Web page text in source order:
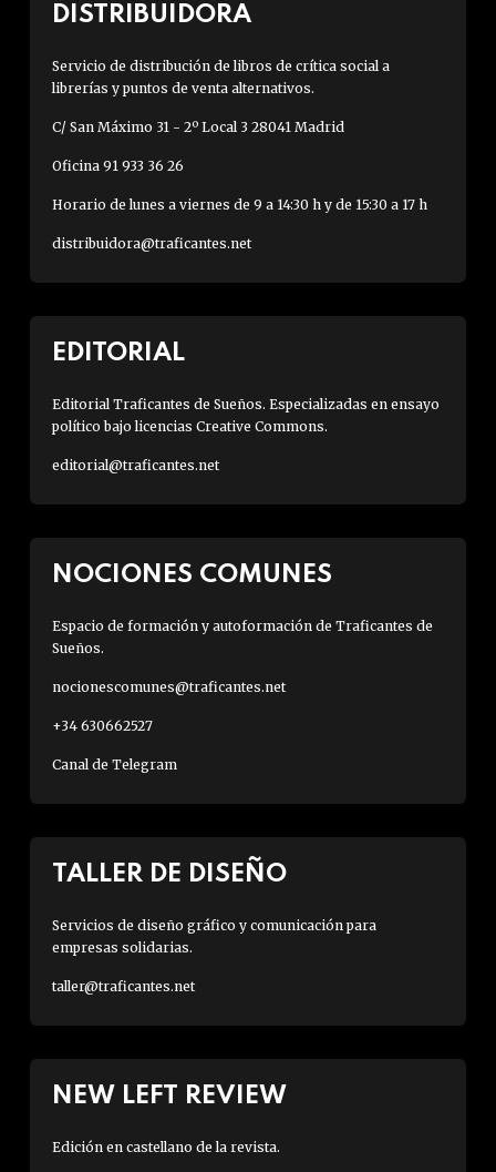
DISTRIBUIDORA
Servicio de distribución de libros de crítica social a
librerías y puntos de venta alternativos.
C/ San Máximo 31 - 2º Local 3 28041 Madrid
Oficina 91 933 36 26
Horario de lunes a viernes de 9 a 14:30 h y de 15:30 a 17 h
distribuidora@traficantes.net
EDITORIAL
Editorial Traficantes de Sueños. Especializadas en ensayo
político bajo licencias Creative Commons.
editorial@traficantes.net
NOCIONES COMUNES
Espacio de formación y autoformación de Traficantes de
Sueños.
nocionescomunes@traficantes.net
+34 630662527
Canal de Telegram
TALLER DE DISEÑO
Servicios de diseño gráfico y comunicación para
empresas solidarias.
taller@traficantes.net
NEW LEFT REVIEW
Edición en castellano de la revista.